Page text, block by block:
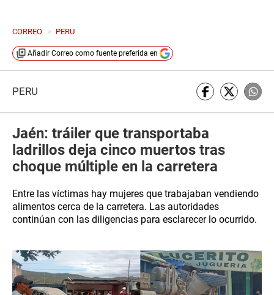
CORREO > PERU
Añadir Correo como fuente preferida en
PERÚ
Jaén: tráiler que transportaba
ladrillos deja cinco muertos tras
choque múltiple en la carretera
Entre las víctimas hay mujeres que trabajaban vendiendo
alimentos cerca de la carretera. Las autoridades
continúan con las diligencias para esclarecer lo ocurrido.